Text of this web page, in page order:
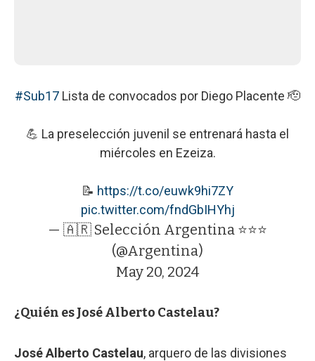
#Sub17 Lista de convocados por Diego Placente 🫡
💪 La preselección juvenil se entrenará hasta el
miércoles en Ezeiza.
📝 https://t.co/euwk9hi7ZY
pic.twitter.com/fndGbIHYhj
— 🇦🇷 Selección Argentina ⭐⭐⭐
(@Argentina)
May 20, 2024
¿Quién es José Alberto Castelau?
José Alberto Castelau, arquero de las divisiones